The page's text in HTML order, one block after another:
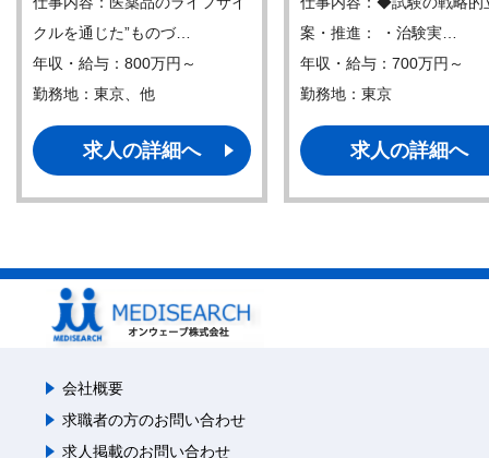
クルを通じた”ものづ…
年収・給与：800万円～
勤務地：東京、他
求人の詳細へ
案・推進： ・治験実…
年収・給与：700万円～
勤務地：東京
求人の詳細へ
会社概要
求職者の方のお問い合わせ
求人掲載のお問い合わせ